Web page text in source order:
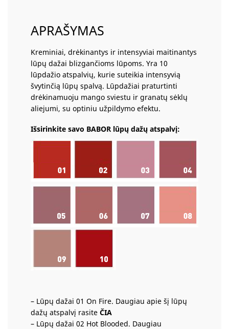
APRAŠYMAS
Kreminiai, drėkinantys ir intensyviai maitinantys
lūpų dažai blizgančioms lūpoms. Yra 10
lūpdažio atspalvių, kurie suteikia intensyvią
švytinčią lūpų spalvą. Lūpdažiai praturtinti
drėkinamuoju mango sviestu ir granatų sėklų
aliejumi, su optiniu užpildymo efektu.
Išsirinkite savo BABOR lūpų dažų atspalvį:
– Lūpų dažai 01 On Fire. Daugiau apie šį lūpų
dažų atspalvį rasite ČIA
– Lūpų dažai 02 Hot Blooded. Daugiau